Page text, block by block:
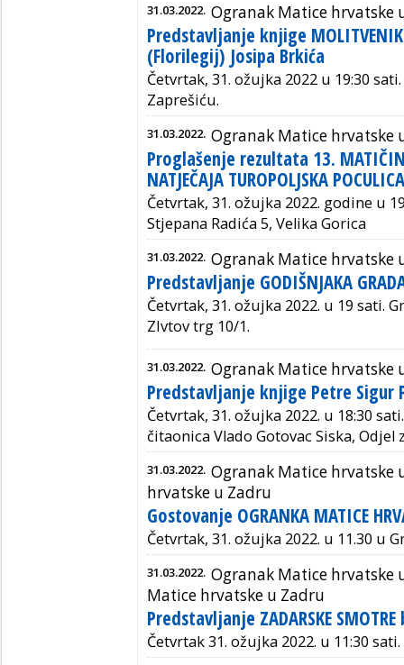
31.03.2022. Ogranak Matice hrvatske
Predstavljanje knjige MOLITVENIK
(Florilegij) Josipa Brkića
Četvrtak, 31. ožujka 2022 u 19:30
Zaprešiću.
31.03.2022. Ogranak Matice hrvatske
Proglašenje rezultata 13.
NATJEČAJA TUROPOLJSKA
Četvrtak, 31. ožujka 2022. godine u
Stjepana Radića 5, Velika Gorica
31.03.2022. Ogranak Matice hrvatske
Predstavljanje GODIŠNJAKA
Četvrtak, 31. ožujka 2022. u 19 sati.
ZIvtov trg 10/1.
31.03.2022. Ogranak Matice hrvatske
Predstavljanje knjige Petre Sigur
Četvrtak, 31. ožujka 2022. u 18:30
čitaonica Vlado Gotovac Siska, Odjel
31.03.2022. Ogranak Matice hrvatske
hrvatske u Zadru
Gostovanje OGRANKA MATICE
Četvrtak, 31. ožujka 2022. u 11.30 u
31.03.2022. Ogranak Matice hrvatske
Matice hrvatske u Zadru
Predstavljanje ZADARSKE
Četvrtak 31. ožujka 2022. u 11:30 sati.